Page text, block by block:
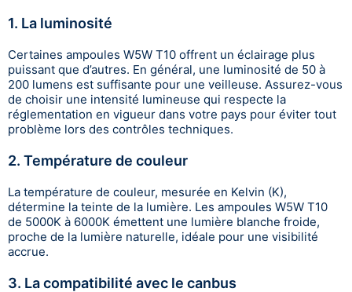
1. La luminosité
Certaines ampoules W5W T10 offrent un éclairage plus
puissant que d’autres. En général, une luminosité de 50 à
200 lumens est suffisante pour une veilleuse. Assurez-vous
de choisir une intensité lumineuse qui respecte la
réglementation en vigueur dans votre pays pour éviter tout
problème lors des contrôles techniques.
2. Température de couleur
La température de couleur, mesurée en Kelvin (K),
détermine la teinte de la lumière. Les ampoules W5W T10
de 5000K à 6000K émettent une lumière blanche froide,
proche de la lumière naturelle, idéale pour une visibilité
accrue.
3. La compatibilité avec le canbus